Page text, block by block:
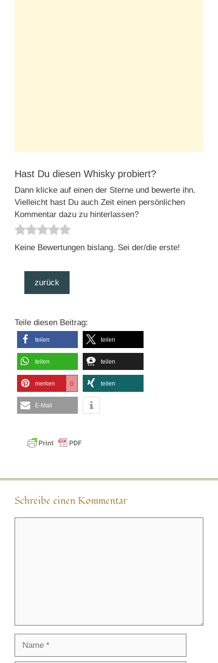
Hast Du diesen Whisky probiert?
Dann klicke auf einen der Sterne und bewerte ihn.
Vielleicht hast Du auch Zeit einen persönlichen
Kommentar dazu zu hinterlassen?
Keine Bewertungen bislang. Sei der/die erste!
zurück
Teile diesen Beitrag:
teilen teilen
teilen teilen
merken 0 teilen
E-Mail
Schreibe einen Kommentar